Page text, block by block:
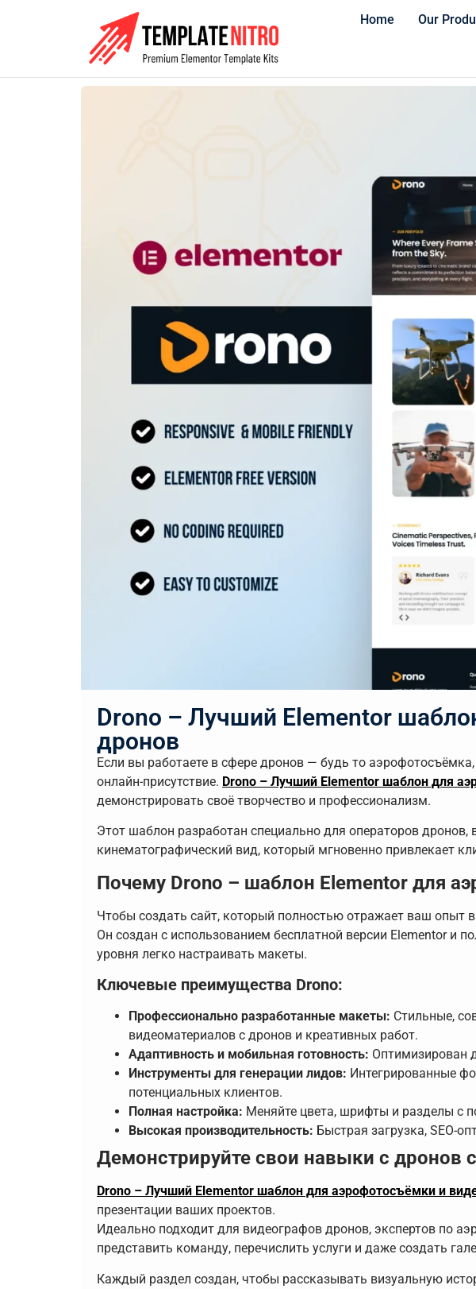
Home Our
Drono – Лучший Elementor
дронов
Если вы работаете в сфере дронов — будь то
онлайн-присутствие. Drono – Лучший Elementor шаблон для
демонстрировать своё творчество и профессионализм.
Этот шаблон разработан специально для операторов
кинематографический вид, который мгновенно привлекает
Почему Drono – шаблон Elementor для
Чтобы создать сайт, который полностью отражает ваш опыт
Он создан с использованием бесплатной версии Elementor и
уровня легко настраивать макеты.
Ключевые преимущества Drono:
Профессионально разработанные макеты: Стильные,
видеоматериалов с дронов и креативных работ.
Адаптивность и мобильная готовность: Оптимизирован
Инструменты для генерации лидов: Интегрированные
потенциальных клиентов.
Полная настройка: Меняйте цвета, шрифты и разделы с
Высокая производительность: Быстрая загрузка, SEO-
Демонстрируйте свои навыки с дронов
Drono – Лучший Elementor шаблон для аэрофотосъёмки и
презентации ваших проектов.
Идеально подходит для видеографов дронов, экспертов по
представить команду, перечислить услуги и даже создать
Каждый раздел создан, чтобы рассказывать визуальную